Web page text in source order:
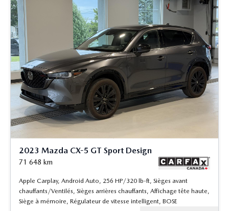
2023 Mazda CX-5 GT Sport Design
71 648 km
Apple Carplay, Android Auto, 256 HP/320 lb-ft, Sièges avant
chauffants/Ventilés, Sièges arrières chauffants, Affichage tête haute,
Siège à mémoire, Régulateur de vitesse intelligent, BOSE